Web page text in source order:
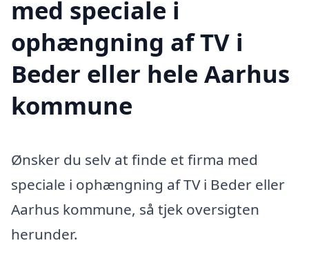
med speciale i
ophængning af TV i
Beder eller hele Aarhus
kommune
Ønsker du selv at finde et firma med
speciale i ophængning af TV i Beder eller
Aarhus kommune, så tjek oversigten
herunder.